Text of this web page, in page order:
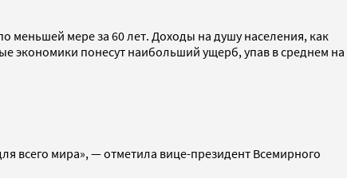
меньшей мере за 60 лет. Доходы на душу населения, как
экономики понесут наибольший ущерб, упав в среднем на
всего мира», — отметила вице-президент Всемирного